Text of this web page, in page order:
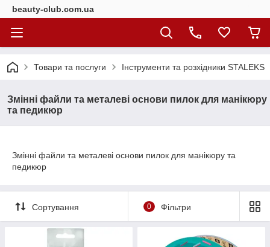
beauty-club.com.ua
Товари та послуги Інструменти та розхідники STALEKS
Змінні файли та металеві основи пилок для манікюру
та педикюр
Змінні файли та металеві основи пилок для манікюру та
педикюр
Сортування 0 Фільтри